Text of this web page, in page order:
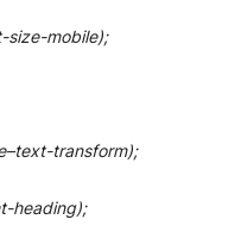
size-mobile);
transform);
heading);